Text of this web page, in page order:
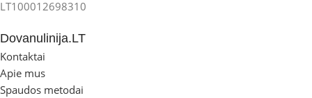
LT100012698310
Dovanulinija.LT
Kontaktai
Apie mus
Spaudos metodai